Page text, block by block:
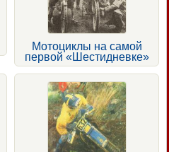
Мотоциклы на самой
первой «Шестидневке»